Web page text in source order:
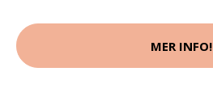
MER INFO!